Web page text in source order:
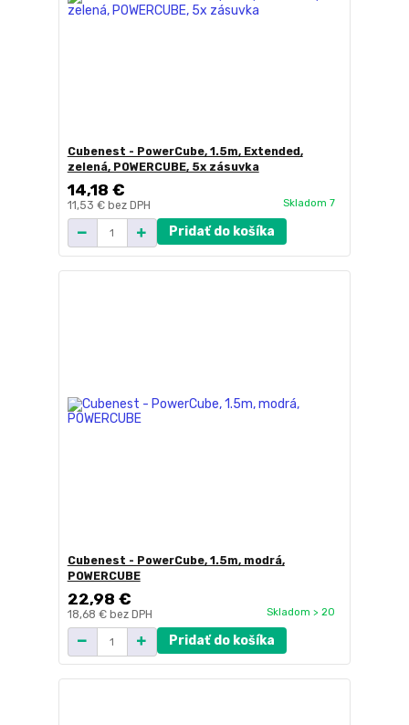
Cubenest - PowerCube, 1.5m, Extended,
zelená, POWERCUBE, 5x zásuvka
14,18 €
11,53 € bez DPH Skladom 7
Pridať do košíka
Cubenest - PowerCube, 1.5m, modrá,
POWERCUBE
22,98 €
18,68 € bez DPH Skladom > 20
Pridať do košíka